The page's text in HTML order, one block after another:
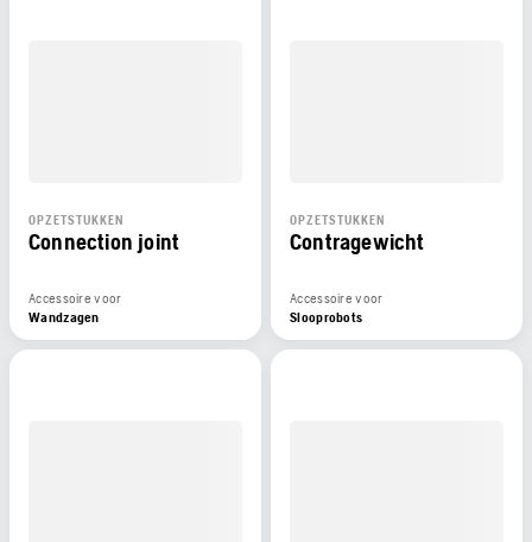
OPZETSTUKKEN
Connection joint
Accessoire voor
Wandzagen
OPZETSTUKKEN
Contragewicht
Accessoire voor
Slooprobots